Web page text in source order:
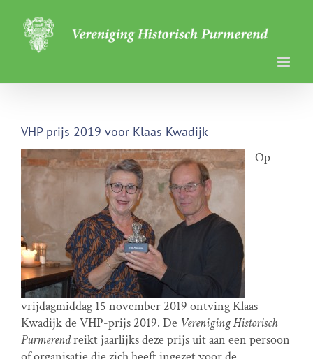
inhoud
VHP prijs 2019 voor Klaas Kwadijk
Op
vrijdagmiddag 15 november 2019 ontving Klaas
Kwadijk de VHP-prijs 2019. De Vereniging Historisch
Purmerendreikt jaarlijks deze prijs uit aan een persoon